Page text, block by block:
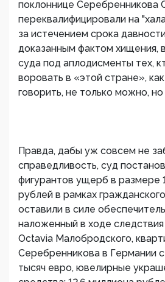
поклоннице Серебренникова
переквалифицировали на
за истечением срока
доказанным фактом хищения,
суда под аплодисменты тех,
воровать в «этой стране»,
говорить, не только можно,
Правда, дабы уж совсем не
справедливость, суд
фигурантов ущерб в размере
рублей в рамках
оставили в силе
наложенный в ходе
Octavia Малобродского,
Серебренникова в Германии
тысяч евро, ювелирные